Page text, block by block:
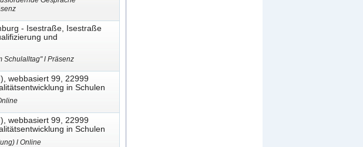
- Isestraße, Isestraße
und
Schulalltag" l Präsenz
webbasiert 99, 22999
in Schulen
webbasiert 99, 22999
in Schulen
l Online